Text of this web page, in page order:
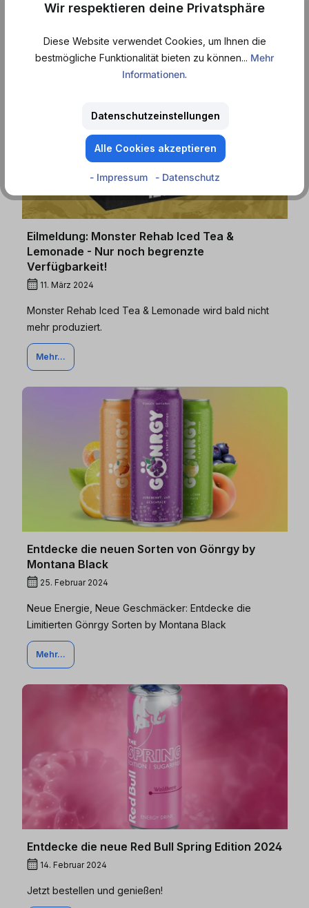
Bull Summer Edition 2024 Curuba-Holunderblüte
Mehr...
Eilmeldung: Monster Rehab Iced Tea &
Lemonade - Nur noch begrenzte
Verfügbarkeit!
11. März 2024
Monster Rehab Iced Tea & Lemonade wird bald nicht
mehr produziert.
Mehr...
Entdecke die neuen Sorten von Gönrgy by
Montana Black
25. Februar 2024
Neue Energie, Neue Geschmäcker: Entdecke die
Limitierten Gönrgy Sorten by Montana Black
Mehr...
Entdecke die neue Red Bull Spring Edition 2024
14. Februar 2024
Jetzt bestellen und genießen!
Wir respektieren deine Privatsphäre
Diese Website verwendet Cookies, um Ihnen die
bestmögliche Funktionalität bieten zu können... Mehr
Informationen.
Datenschutzeinstellungen
Alle Cookies akzeptieren
- Impressum - Datenschutz